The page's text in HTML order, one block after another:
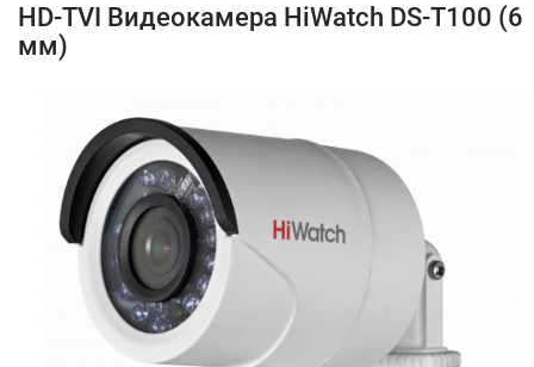
HD-TVI Видеокамера HiWatch DS-T100 (6
мм)